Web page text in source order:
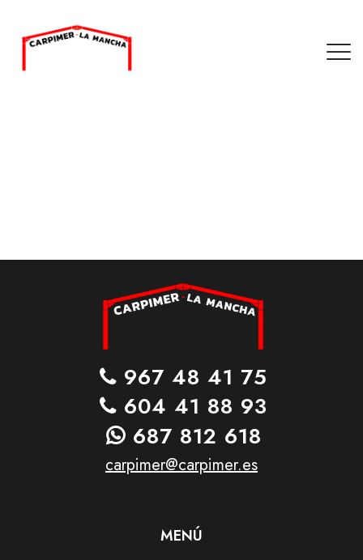
967 48 41 75
604 41 88 93
687 812 618
carpimer@carpimer.es
MENÚ